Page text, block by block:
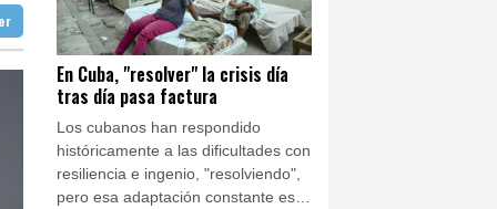
25 °C
Ibiza
27 °C
23 °C
Πότσδαμ;En Cuba, "resolver" la crisis día
tras día pasa factura
Los cubanos han respondido
históricamente a las dificultades con
resiliencia e ingenio, "resolviendo",
pero esa adaptación constante está